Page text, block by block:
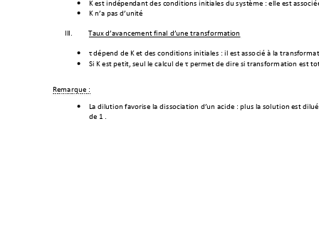
• K est indépendant des conditions initiales du système : elle est associé
• K n’a pas d’unité
III. Taux d’avancement final d’une transformation
• τ dépend de K et des conditions initiales : il est associé à la
• Si K est petit, seul le calcul de τ permet de dire si transform ation est
Remarque :
• La dilution favorise la dissociation d’un acide : plus la sol ution est
de 1 .